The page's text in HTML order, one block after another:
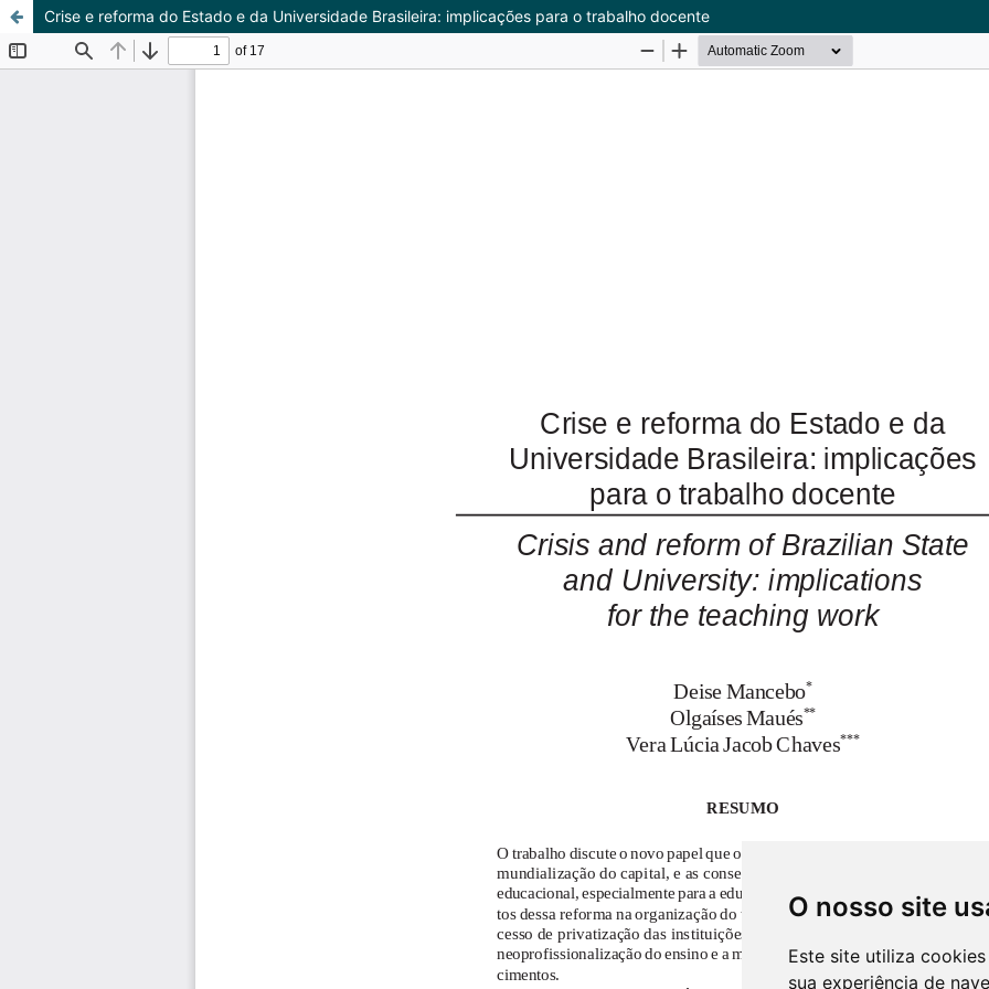
O nosso site
Este site utiliza
sua experiência de
Crise e reforma do Estado e da Universidade Brasileira: implicações para o trabalho docente